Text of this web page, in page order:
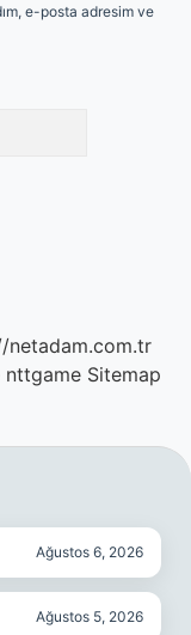
e-posta adresim ve
netadam.com.tr
nttgame Sitemap
Ağustos 6, 2026
Ağustos 5, 2026